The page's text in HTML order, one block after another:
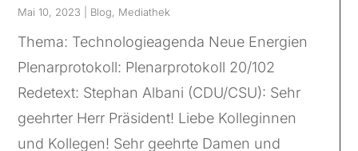
Mai 10, 2023 Blog, Mediathek
Thema: Technologieagenda Neue Energien
Plenarprotokoll: Plenarprotokoll 20/102
Redetext: Stephan Albani (CDU/CSU): Sehr
geehrter Herr Präsident! Liebe Kolleginnen
und Kollegen! Sehr geehrte Damen und